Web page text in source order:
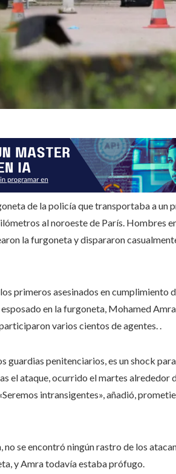
de la policía que transportaba a un
al noroeste de París. Hombres
la furgoneta y dispararon
primeros asesinados en cumplimiento
en la furgoneta, Mohamed
varios cientos de agentes. .
guardias penitenciarios, es un shock
el ataque, ocurrido el martes alrededor
intransigentes», añadió,
no se encontró ningún rastro de los
y Amra todavía estaba prófugo.